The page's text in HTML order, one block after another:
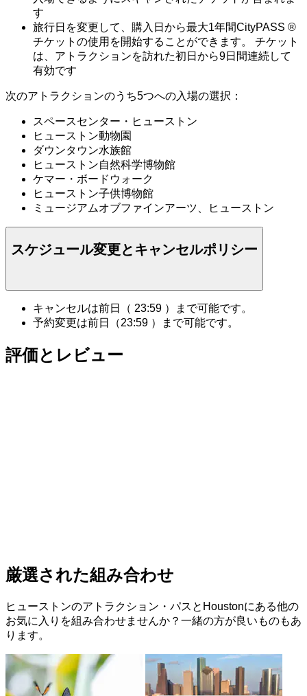
す
旅行日を変更して、購入日から最大1年間CityPASS ®
チケットの使用を開始することができます。 チケット
は、アトラクションを訪れた初日から9日間連続して
有効です
次のアトラクションのうち5つへの入場の選択：
スペースセンター・ヒューストン
ヒューストン動物園
ダウンタウン水族館
ヒューストン自然科学博物館
ケマー・ボードウォーク
ヒューストン子供博物館
ミュージアムオブファインアーツ、ヒューストン
スケジュール変更とキャンセルポリシー
キャンセルは前日（ 23:59 ）まで可能です。
予約変更は前日（23:59 ）まで可能です。
評価とレビュー
厳選された組み合わせ
ヒューストンのアトラクション・パスとHoustonにある他の
お気に入りを組み合わせませんか？一緒の方が良いものもあ
ります。